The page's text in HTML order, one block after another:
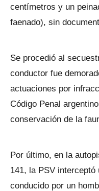
centímetros y un
faenado), sin
Se procedió al
conductor fue
actuaciones por
Código Penal
conservación de la
Por último, en la
141, la PSV interceptó
conducido por un